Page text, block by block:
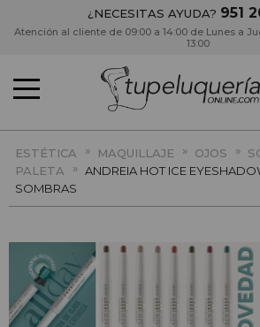
¿NECESITAS AYUDA? 951
Atención al cliente de 09:00 a 14:00 de Lunes a
13:00
ESTÉTICA » MAQUILLAJE » OJOS »
PALETA
» ANDREIA HOT ICE
SOMBRAS